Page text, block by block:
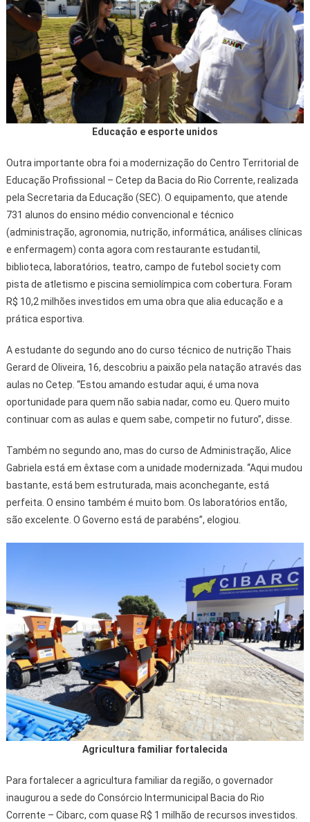
Educação e esporte unidos
Outra importante obra foi a modernização do Centro Territorial de
Educação Profissional – Cetep da Bacia do Rio Corrente, realizada
pela Secretaria da Educação (SEC). O equipamento, que atende
731 alunos do ensino médio convencional e técnico
(administração, agronomia, nutrição, informática, análises clínicas
e enfermagem) conta agora com restaurante estudantil,
biblioteca, laboratórios, teatro, campo de futebol society com
pista de atletismo e piscina semiolímpica com cobertura. Foram
R$ 10,2 milhões investidos em uma obra que alia educação e a
prática esportiva.
A estudante do segundo ano do curso técnico de nutrição Thais
Gerard de Oliveira, 16, descobriu a paixão pela natação através das
aulas no Cetep. “Estou amando estudar aqui, é uma nova
oportunidade para quem não sabia nadar, como eu. Quero muito
continuar com as aulas e quem sabe, competir no futuro”, disse.
Também no segundo ano, mas do curso de Administração, Alice
Gabriela está em êxtase com a unidade modernizada. “Aqui mudou
bastante, está bem estruturada, mais aconchegante, está
perfeita. O ensino também é muito bom. Os laboratórios então,
são excelente. O Governo está de parabéns”, elogiou.
Agricultura familiar fortalecida
Para fortalecer a agricultura familiar da região, o governador
inaugurou a sede do Consórcio Intermunicipal Bacia do Rio
Corrente – Cibarc, com quase R$ 1 milhão de recursos investidos.